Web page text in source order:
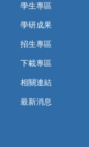
學生專區
學研成果
招生專區
下載專區
相關連結
最新消息